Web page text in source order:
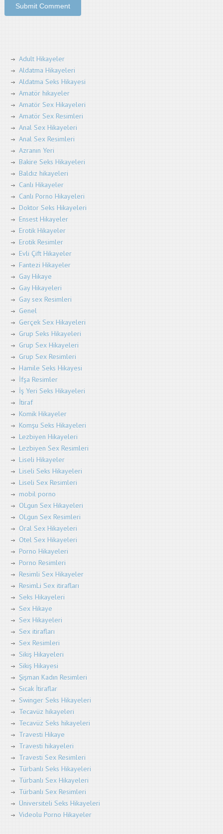
Adult Hikayeler
Aldatma Hikayeleri
Aldatma Seks Hikayesi
Amatör hikayeler
Amatör Sex Hikayeleri
Amatör Sex Resimleri
Anal Sex Hikayeleri
Anal Sex Resimleri
Azranın Yeri
Bakire Seks Hikayeleri
Baldız hikayeleri
Canlı Hikayeler
Canlı Porno Hikayeleri
Doktor Seks Hikayeleri
Ensest Hikayeler
Erotik Hikayeler
Erotik Resimler
Evli Çift Hikayeler
Fantezi Hikayeler
Gay Hikaye
Gay Hikayeleri
Gay sex Resimleri
Genel
Gerçek Sex Hikayeleri
Grup Seks Hikayeleri
Grup Sex Hikayeleri
Grup Sex Resimleri
Hamile Seks Hikayesi
İfşa Resimler
İş Yeri Seks Hikayeleri
İtiraf
Komik Hikayeler
Komşu Seks Hikayeleri
Lezbiyen Hikayeleri
Lezbiyen Sex Resimleri
Liseli Hikayeler
Liseli Seks Hikayeleri
Liseli Sex Resimleri
mobil porno
OLgun Sex Hikayeleri
OLgun Sex Resimleri
Oral Sex Hikayeleri
Otel Sex Hikayeleri
Porno Hikayeleri
Porno Resimleri
Resimli Sex Hikayeler
ResimLi Sex itirafları
Seks Hikayeleri
Sex Hikaye
Sex Hikayeleri
Sex itirafları
Sex Resimleri
Sikiş Hikayeleri
Sikiş Hikayesi
Şişman Kadın Resimleri
Sıcak İtiraflar
Swinger Seks Hikayeleri
Tecavüz hikayeleri
Tecavüz Seks hikayeleri
Travesti Hikaye
Travesti hikayeleri
Travesti Sex Resimleri
Türbanlı Seks Hikayeleri
Türbanlı Sex Hikayeleri
Türbanlı Sex Resimleri
Üniversiteli Seks Hikayeleri
Videolu Porno Hikayeler